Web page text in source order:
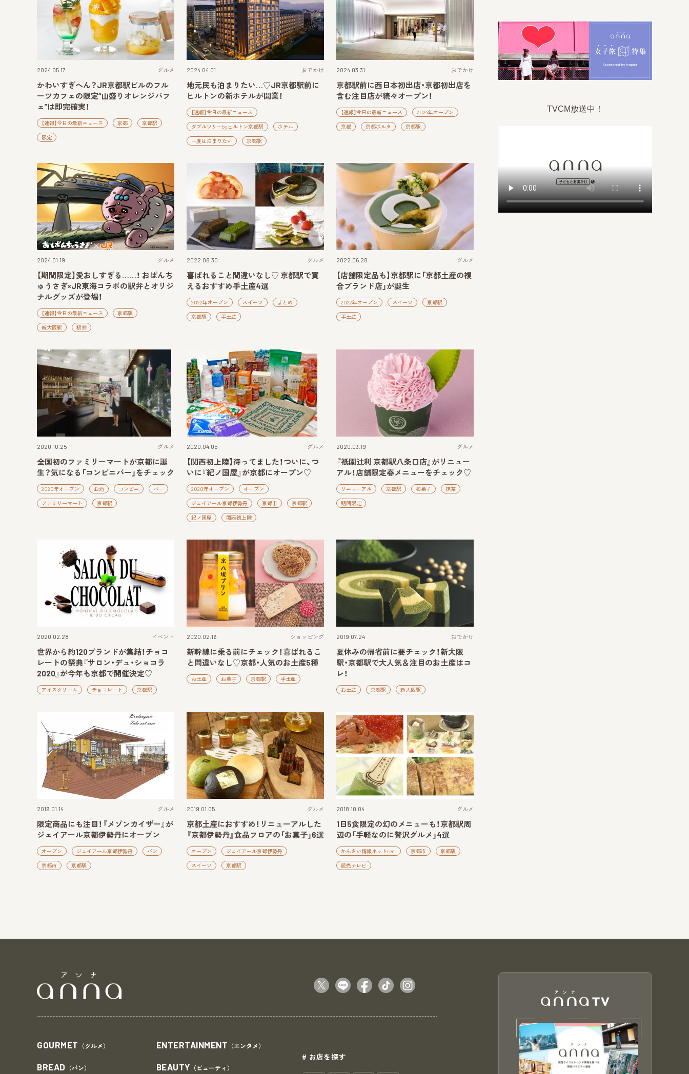
2024.05.17 グルメ
かわいすぎへん？JR京都駅ビルのフル
ーツカフェの限定“山盛りオレンジパフ
ェ”は即完確実！
【速報】今日の最新ニュース 京都 京都駅
限定
2024.04.01 おでかけ
地元民も泊まりたい…♡JR京都駅前に
ヒルトンの新ホテルが開業！
【速報】今日の最新ニュース
ダブルツリーbyヒルトン京都駅 ホテル
一度は泊まりたい 京都駅
2024.03.31 おでかけ
京都駅前に西日本初出店・京都初出店を
含む注目店が続々オープン！
【速報】今日の最新ニュース 2024年オープン
京都 京都ポルタ 京都駅
2024.01.19 グルメ
【期間限定】愛おしすぎる……！ おぱんち
ゅうさぎ×JR東海コラボの駅弁とオリジ
ナルグッズが登場！
【速報】今日の最新ニュース 京都駅
新大阪駅 駅弁
2022.08.30 グルメ
喜ばれること間違いなし♡ 京都駅で買
えるおすすめ手土産4選
2022年オープン スイーツ まとめ
京都駅 手土産
2022.06.28 グルメ
【店舗限定品も】京都駅に「京都土産の複
合ブランド店」が誕生
2022年オープン スイーツ 京都駅
手土産
2020.10.25 グルメ
全国初のファミリーマートが京都に誕
生？気になる「コンビニバー」をチェック
2020年オープン お酒 コンビニ バー
ファミリーマート 京都駅
2020.04.05 グルメ
【関西初上陸】待ってました！ついに、つ
いに『紀ノ国屋』が京都にオープン♡
2020年オープン オープン
ジェイアール京都伊勢丹 京都市 京都駅
紀ノ国屋 関西初上陸
2020.03.19 グルメ
『祇園辻利 京都駅八条口店』がリニュー
アル！店舗限定春メニューをチェック♡
リニューアル 京都駅 和菓子 抹茶
期間限定
2020.02.28 イベント
世界から約120ブランドが集結！チョコ
レートの祭典『サロン・デュ・ショコラ
2020』が今年も京都で開催決定♡
アイスクリーム チョコレート 京都駅
2020.02.16 ショッピング
新幹線に乗る前にチェック！喜ばれるこ
と間違いなし♡京都・人気のお土産5種
お土産 お菓子 京都駅 手土産
2019.07.24 おでかけ
夏休みの帰省前に要チェック！新大阪
駅・京都駅で大人気＆注目のお土産はコ
レ！
お土産 京都駅 新大阪駅
2019.01.14 グルメ
限定商品にも注目！『メゾンカイザー』が
ジェイアール京都伊勢丹にオープン
オープン ジェイアール京都伊勢丹 パン
京都市 京都駅
2019.01.05 グルメ
京都土産におすすめ！リニューアルした
『京都伊勢丹』食品フロアの「お菓子」6選
オープン ジェイアール京都伊勢丹
スイーツ 京都駅
2018.10.04 グルメ
1日5食限定の幻のメニューも！京都駅周
辺の「手軽なのに贅沢グルメ」4選
かんさい情報ネットten. 京都市 京都駅
読売テレビ
TVCM放送中！
GOURMET （グルメ） ENTERTAINMENT （エンタメ）
BREAD （パン） BEAUTY （ビューティ）
# お店を探す